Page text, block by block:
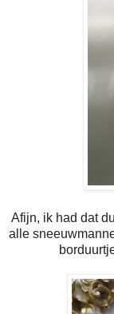
Afijn, ik had dat
alle